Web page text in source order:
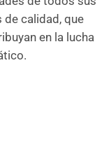
de calidad, que
en la lucha